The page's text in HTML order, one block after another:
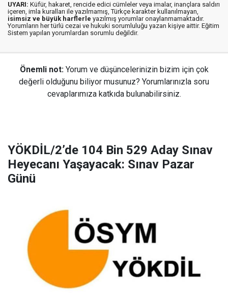
UYARI: Küfür, hakaret, rencide edici cümleler veya imalar, inançlara saldırı
içeren, imla kuralları ile yazılmamış, Türkçe karakter kullanılmayan,
isimsiz ve büyük harflerle yazılmış yorumlar onaylanmamaktadır.
Yorumların her türlü cezai ve hukuki sorumluluğu yazan kişiye aittir. Eğitim
Sistem yapılan yorumlardan sorumlu değildir.
Önemli not: Yorum ve düşüncelerinizin bizim için çok
değerli olduğunu biliyor musunuz? Yorumlarınızla soru
cevaplarımıza katkıda bulunabilirsiniz.
YÖKDİL/2’de 104 Bin 529 Aday Sınav
Heyecanı Yaşayacak: Sınav Pazar
Günü